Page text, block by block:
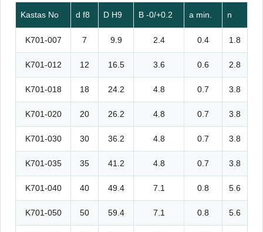
Kastas No d f8 D H9 B -0/+0.2 a min. n
K701-007 7 9.9 2.4 0.4 1.8
K701-012 12 16.5 3.6 0.6 2.8
K701-018 18 24.2 4.8 0.7 3.8
K701-020 20 26.2 4.8 0.7 3.8
K701-030 30 36.2 4.8 0.7 3.8
K701-035 35 41.2 4.8 0.7 3.8
K701-040 40 49.4 7.1 0.8 5.6
K701-050 50 59.4 7.1 0.8 5.6